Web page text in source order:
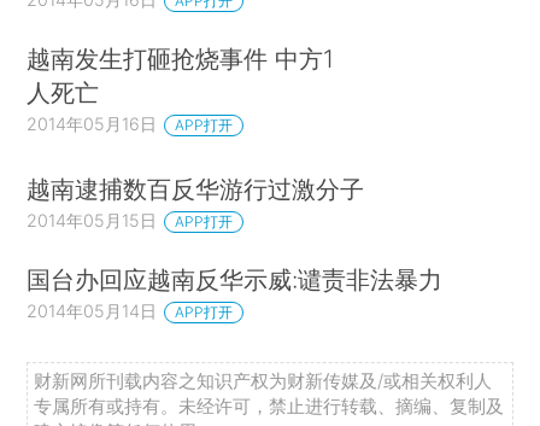
越南发生打砸抢烧事件 中方1
人死亡
2014年05月16日 APP打开
越南逮捕数百反华游行过激分子
2014年05月15日 APP打开
国台办回应越南反华示威:谴责非法暴力
2014年05月14日 APP打开
财新网所刊载内容之知识产权为财新传媒及/或相关权利人
专属所有或持有。未经许可，禁止进行转载、摘编、复制及